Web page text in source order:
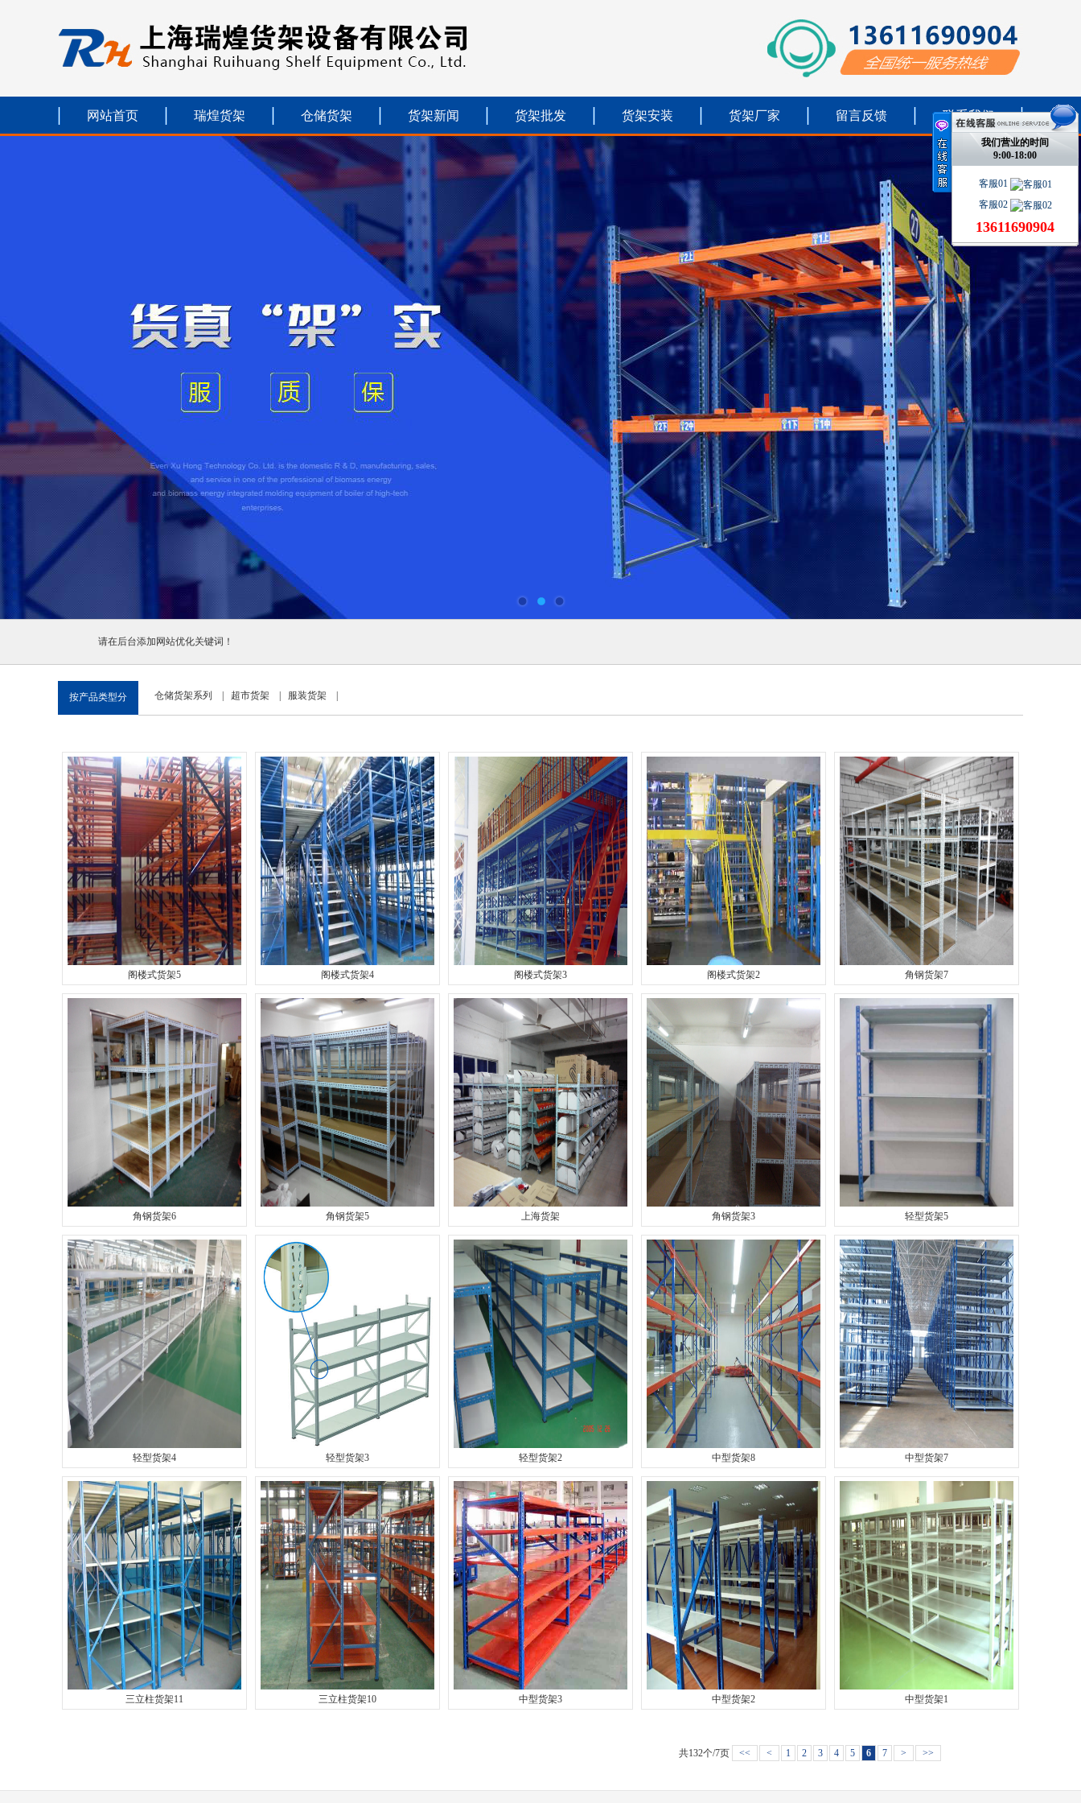
网站首页 瑞煌货架 仓储货架 货架新闻 货架批发 货架安装 货架厂家 留言反馈 联系我们
1
请在后台添加网站优化关键词！
按产品类型分 仓储货架系列 超市货架 服装货架
阁楼式货架5 阁楼式货架4 阁楼式货架3 阁楼式货架2 角钢货架7
角钢货架6 角钢货架5 上海货架 角钢货架3 轻型货架5
轻型货架4 轻型货架3 轻型货架2 中型货架8 中型货架7
三立柱货架11 三立柱货架10 中型货架3 中型货架2 中型货架1
共132个/7页 << < 1 2 3 4 5 6 7 > >>
我们营业的时间
9:00-18:00
客服01
客服02
13611690904